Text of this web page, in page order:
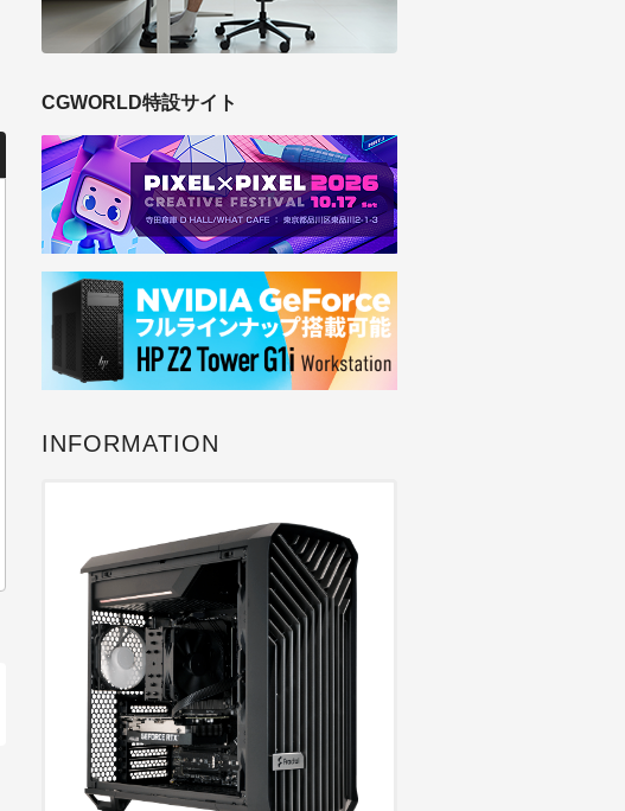
CGWORLD特設サイト
INFORMATION